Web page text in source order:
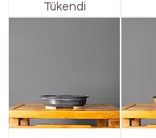
Tükendi